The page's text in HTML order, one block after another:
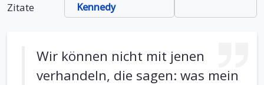
Zitate
Kennedy
Wir können nicht mit jenen
verhandeln, die sagen: was mein